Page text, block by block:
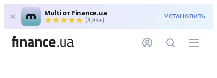
Multi от Finance.ua
(8,9K+) УСТАНОВИТЬ